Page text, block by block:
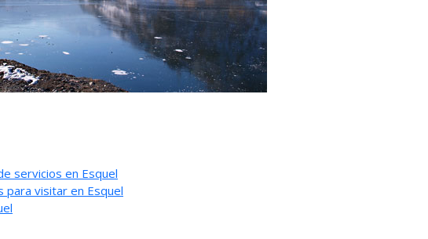
servicios en Esquel
para visitar en Esquel